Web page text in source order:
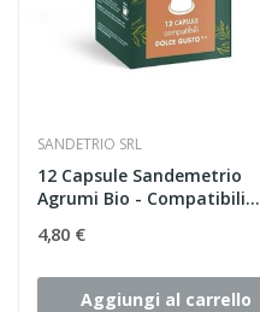
SANDETRIO SRL
12 Capsule Sandemetrio
Agrumi Bio - Compatibili...
4,80 €
Aggiungi al carrello